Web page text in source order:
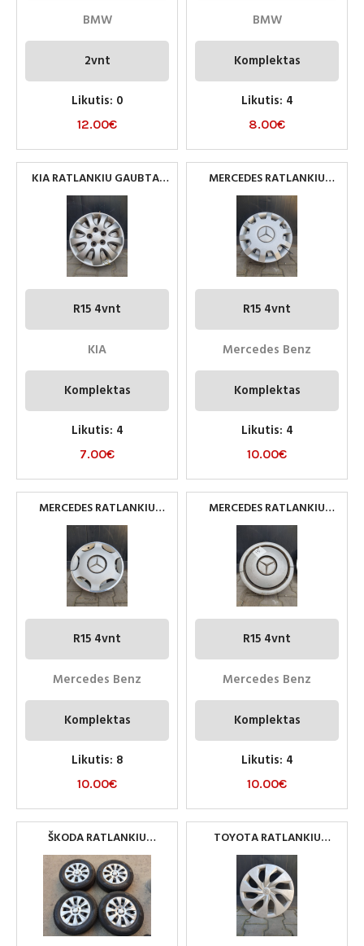
BMW
2vnt
Likutis: 0
12.00€
BMW
Komplektas
Likutis: 4
8.00€
KIA RATLANKIU GAUBTAI
R15 4VNT
R15 4vnt
KIA
Komplektas
Likutis: 4
7.00€
MERCEDES RATLANKIU
GAUBTAI R15
R15 4vnt
Mercedes Benz
Komplektas
Likutis: 4
10.00€
MERCEDES RATLANKIU
GAUBTAI R15
R15 4vnt
Mercedes Benz
Komplektas
Likutis: 8
10.00€
MERCEDES RATLANKIU
GAUBTAI R15 4VNT
R15 4vnt
Mercedes Benz
Komplektas
Likutis: 4
10.00€
ŠKODA RATLANKIU
GAUBTAI R17
TOYOTA RATLANKIU
GAUBTAI R16